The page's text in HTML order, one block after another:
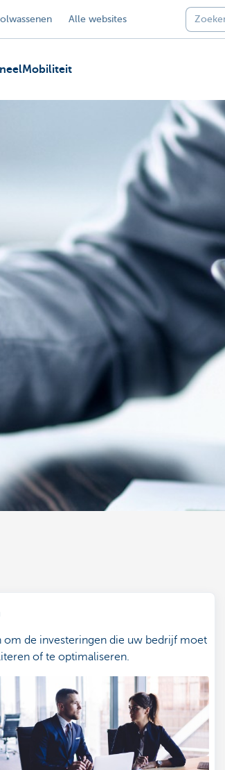
Alle websites
Mobiliteit
om de investeringen die uw bedrijf moet
of te optimaliseren.